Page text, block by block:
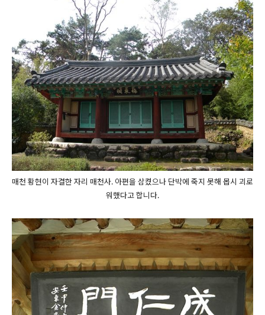
매천 황현이 자결한 자리 매천사. 아편을 삼켰으나 단박에 죽지 못해 몹시 괴로
워했다고 합니다.